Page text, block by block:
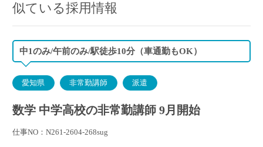
似ている採用情報
中1のみ/午前のみ/駅徒歩10分（車通勤もOK）
愛知県 非常勤講師 派遣
数学 中学高校の非常勤講師 9月開始
仕事NO：N261-2604-268sug